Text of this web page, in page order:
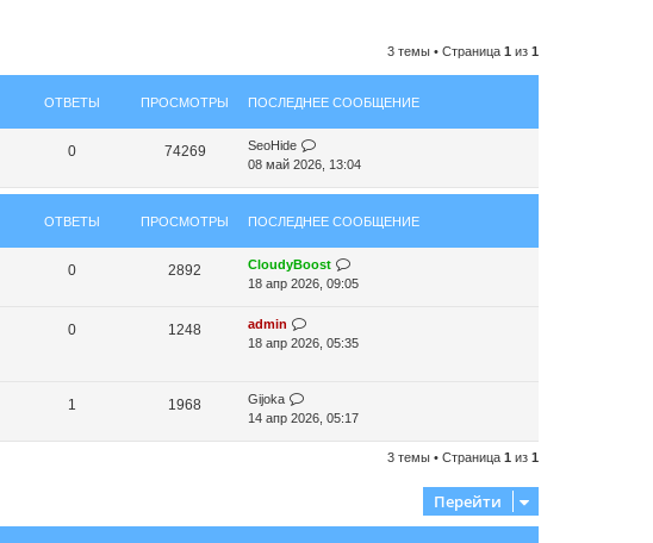
3 темы • Страница 1 из 1
ОТВЕТЫ ПРОСМОТРЫ ПОСЛЕДНЕЕ СООБЩЕНИЕ
0 74269
SeoHide
08 май 2026, 13:04
ОТВЕТЫ ПРОСМОТРЫ ПОСЛЕДНЕЕ СООБЩЕНИЕ
0 2892
CloudyBoost
18 апр 2026, 09:05
0 1248
admin
18 апр 2026, 05:35
1 1968
Gijoka
14 апр 2026, 05:17
3 темы • Страница 1 из 1
Перейти